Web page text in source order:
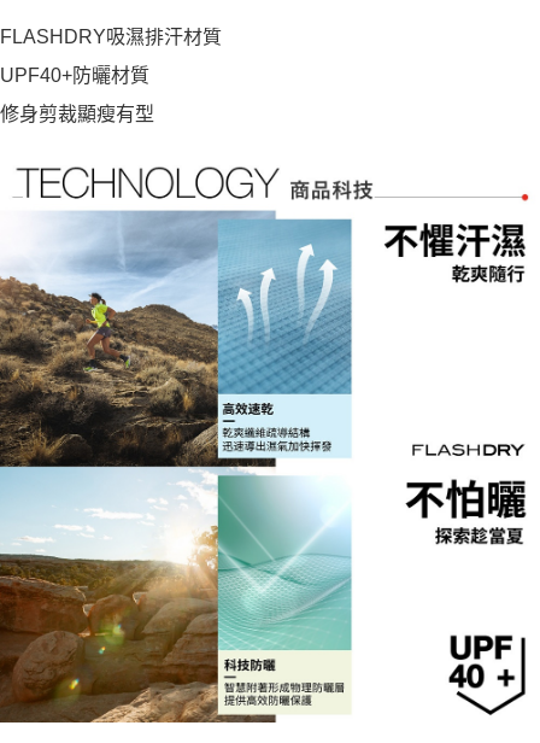
FLASHDRY吸濕排汗材質
UPF40+防曬材質
修身剪裁顯瘦有型